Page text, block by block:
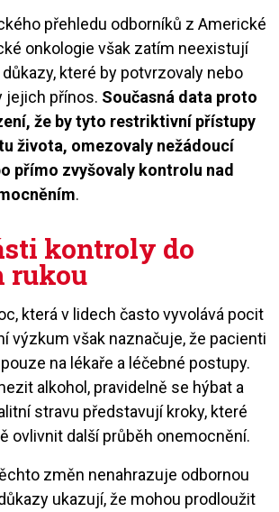
přehledu odborníků z Americké
onkologie však zatím neexistují
které by potvrzovaly nebo
jejich přínos. Současná data proto
že by tyto restriktivní přístupy
života, omezovaly nežádoucí
přímo zvyšovaly kontrolu nad
.
kontroly do
rukou
která v lidech často vyvolává pocit
výzkum však naznačuje, že pacienti
na lékaře a léčebné postupy.
alkohol, pravidelně se hýbat a
stravu představují kroky, které
ovlivnit další průběh onemocnění.
změn nenahrazuje odbornou
ukazují, že mohou prodloužit